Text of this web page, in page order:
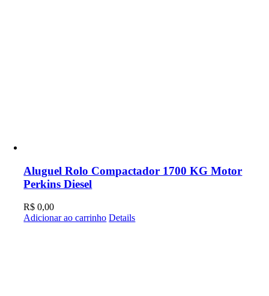
Aluguel Rolo Compactador 1700 KG Motor
Perkins Diesel
R$ 0,00
Adicionar ao carrinho Details